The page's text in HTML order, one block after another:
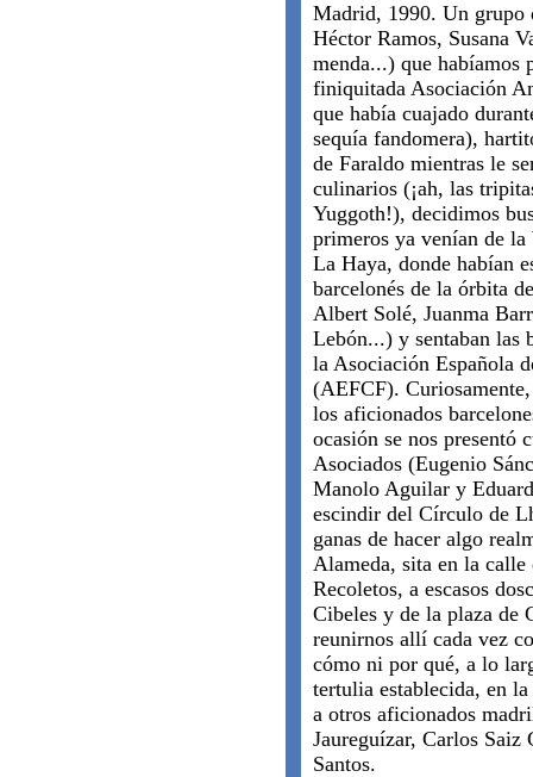
Madrid, 1990. Un grupo
Héctor Ramos, Susana
menda...) que habíamos
finiquitada Asociación
que había cuajado
sequía fandomera),
de Faraldo mientras le
culinarios (¡ah, las
Yuggoth!), decidimos
primeros ya venían de
La Haya, donde habían
barcelonés de la órbita
Albert Solé, Juanma
Lebón...) y sentaban las
la Asociación Española
(AEFCF).
los aficionados
ocasión se nos presentó
Asociados (Eugenio
Manolo Aguilar y
escindir del Círculo de
ganas de hacer algo
Alameda, sita en la calle
Recoletos, a escasos
Cibeles y de la plaza de
reunirnos allí cada vez
cómo ni por qué, a lo
tertulia establecida, en
a otros aficionados
Jaureguízar, Carlos
Santos.